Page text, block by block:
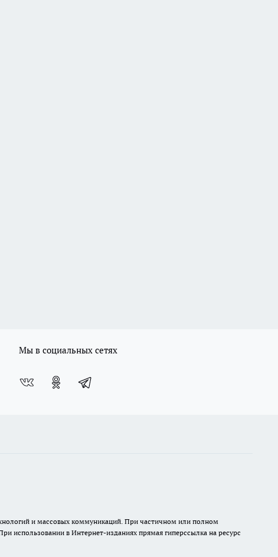
Мы в социальных сетях
и массовых коммуникаций. При частичном или полном
использовании в Интернет-изданиях прямая гиперссылка на ресурс